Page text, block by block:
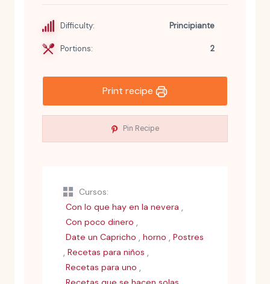
Difficulty: Principiante
Portions: 2
Print recipe
Pin Recipe
Cursos:
Con lo que hay en la nevera ,
Con poco dinero ,
Date un Capricho , horno , Postres
, Recetas para niños ,
Recetas para uno ,